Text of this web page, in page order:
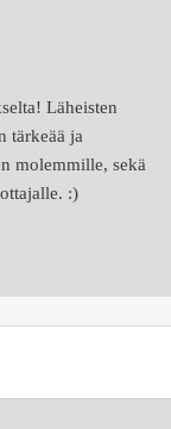
Läheisten
tärkeää ja
molemmille, sekä
:)